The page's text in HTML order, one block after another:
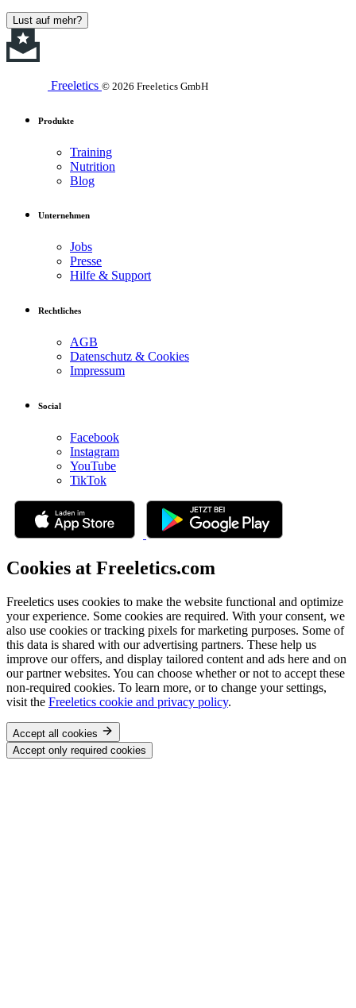
Lust auf mehr?
Freeletics © 2026 Freeletics GmbH
Produkte
Training
Nutrition
Blog
Unternehmen
Jobs
Presse
Hilfe & Support
Rechtliches
AGB
Datenschutz & Cookies
Impressum
Social
Facebook
Instagram
YouTube
TikTok
Cookies at Freeletics.com
Freeletics uses cookies to make the website functional and optimize
your experience. Some cookies are required. With your consent, we
also use cookies or tracking pixels for marketing purposes. Some of
this data is shared with our advertising partners. These help us
improve our offers, and display tailored content and ads here and on
our partner websites. You can choose whether or not to accept these
non-required cookies. To learn more, or to change your settings,
visit the Freeletics cookie and privacy policy.
Accept all cookies
Accept only required cookies